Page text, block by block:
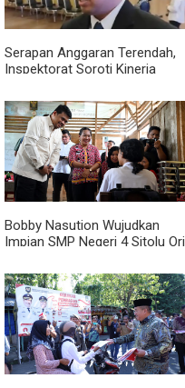
Serapan Anggaran Terendah,
Inspektorat Soroti Kinerja
Bobby Nasution Wujudkan
Impian SMP Negeri 4 Sitolu Ori